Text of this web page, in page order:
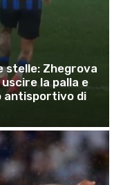
stelle: Zhegrova
la palla e
antisportivo di